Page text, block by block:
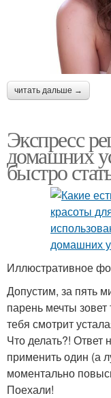
читать дальше →
Экспресс
домашних
быстро
Иллюстративное
Допустим, за пять
парень мечты
тебя смотрит
Что делать?! Ответ
применить один (а
моментально
Поехали!